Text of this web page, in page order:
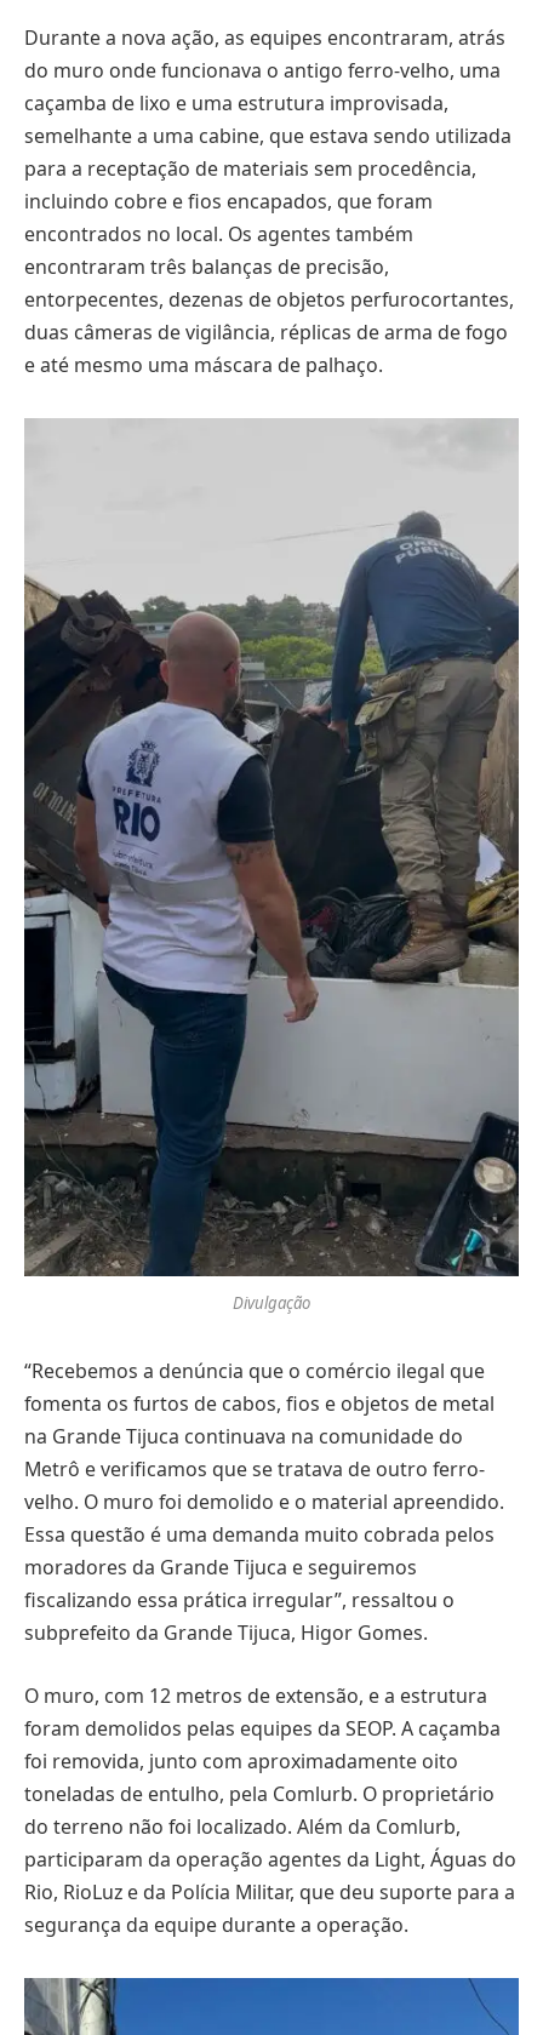
Durante a nova ação, as equipes encontraram, atrás
do muro onde funcionava o antigo ferro-velho, uma
caçamba de lixo e uma estrutura improvisada,
semelhante a uma cabine, que estava sendo utilizada
para a receptação de materiais sem procedência,
incluindo cobre e fios encapados, que foram
encontrados no local. Os agentes também
encontraram três balanças de precisão,
entorpecentes, dezenas de objetos perfurocortantes,
duas câmeras de vigilância, réplicas de arma de fogo
e até mesmo uma máscara de palhaço.
Divulgação
“Recebemos a denúncia que o comércio ilegal que
fomenta os furtos de cabos, fios e objetos de metal
na Grande Tijuca continuava na comunidade do
Metrô e verificamos que se tratava de outro ferro-
velho. O muro foi demolido e o material apreendido.
Essa questão é uma demanda muito cobrada pelos
moradores da Grande Tijuca e seguiremos
fiscalizando essa prática irregular”, ressaltou o
subprefeito da Grande Tijuca, Higor Gomes.
O muro, com 12 metros de extensão, e a estrutura
foram demolidos pelas equipes da SEOP. A caçamba
foi removida, junto com aproximadamente oito
toneladas de entulho, pela Comlurb. O proprietário
do terreno não foi localizado. Além da Comlurb,
participaram da operação agentes da Light, Águas do
Rio, RioLuz e da Polícia Militar, que deu suporte para a
segurança da equipe durante a operação.